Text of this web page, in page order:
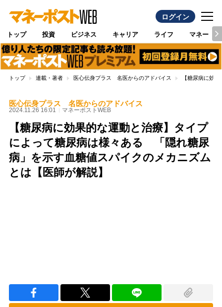
ログイン
トップ 投資 ビジネス キャリア ライフ マネー
トップ 連載・著者 医心伝身プラス 名医からのアドバイス 【糖尿病に効
医心伝身プラス 名医からのアドバイス
2024.11.26 16:01 マネーポストWEB
【糖尿病に効果的な運動と治療】タイプ
によって糖尿病は様々ある 「隠れ糖尿
病」を示す血糖値スパイクのメカニズム
とは【医師が解説】